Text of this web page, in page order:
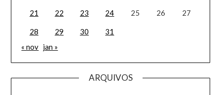
21 22 23 24 25 26 27
28 29 30
31
« nov jan »
ARQUIVOS